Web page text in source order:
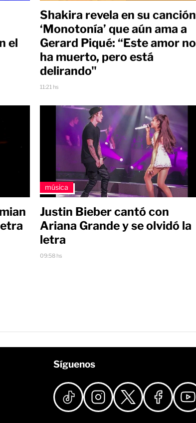
el
Shakira revela en su canción
‘Monotonía’ que aún ama a
Gerard Piqué: “Este amor no
ha muerto, pero está
delirando"
11:21 hs
música
Justin Bieber cantó con
Ariana Grande y se olvidó la
letra
09:58 hs
Síguenos